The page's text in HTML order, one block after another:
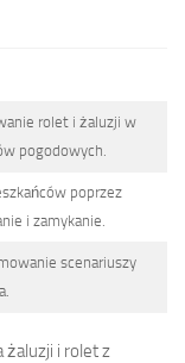
rolet i żaluzji w
pogodowych.
poprzez
i zamykanie.
scenariuszy
żaluzji i rolet z